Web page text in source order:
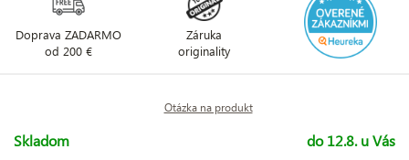
Doprava ZADARMO
od 200 €
Záruka
originality
Otázka na produkt
Skladom
do 12.8. u Vás